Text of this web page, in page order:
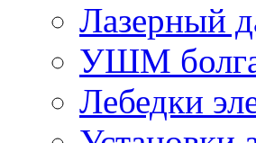
Лазерный
УШМ
Лебедки